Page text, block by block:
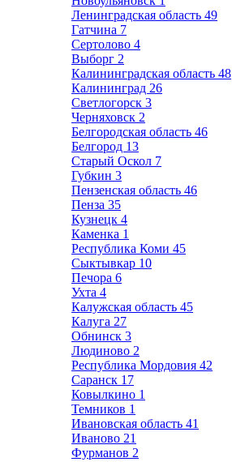
Ленинградская область 49
Гатчина 7
Сертолово 4
Выборг 2
Калининградская область 48
Калининград 26
Светлогорск 3
Черняховск 2
Белгородская область 46
Белгород 13
Старый Оскол 7
Губкин 3
Пензенская область 46
Пенза 35
Кузнецк 4
Каменка 1
Республика Коми 45
Сыктывкар 10
Печора 6
Ухта 4
Калужская область 45
Калуга 27
Обнинск 3
Людиново 2
Республика Мордовия 42
Саранск 17
Ковылкино 1
Темников 1
Ивановская область 41
Иваново 21
Фурманов 2